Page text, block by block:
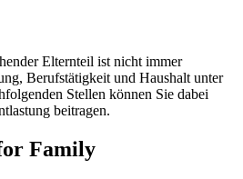
Elternteil ist nicht immer
Berufstätigkeit und Haushalt unter
Stellen können Sie dabei
beitragen.
Family